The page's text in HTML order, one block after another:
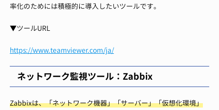
率化のためには積極的に導入したいツールです。
▼ツールURL
https://www.teamviewer.com/ja/
ネットワーク監視ツール：Zabbix
Zabbixは、「ネットワーク機器」「サーバー」「仮想化環境」